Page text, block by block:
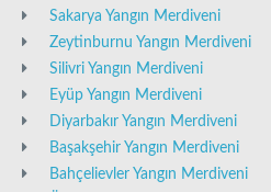
Sakarya Yangın Merdiveni
Zeytinburnu Yangın Merdiveni
Silivri Yangın Merdiveni
Eyüp Yangın Merdiveni
Diyarbakır Yangın Merdiveni
Başakşehir Yangın Merdiveni
Bahçelievler Yangın Merdiveni